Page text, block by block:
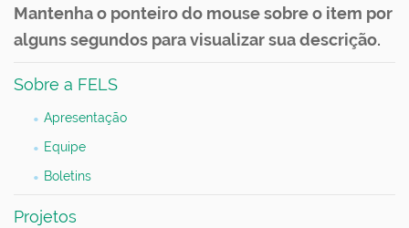
Mantenha o ponteiro do mouse sobre o item por
alguns segundos para visualizar sua descrição.
Sobre a FELS
Apresentação
Equipe
Boletins
Projetos